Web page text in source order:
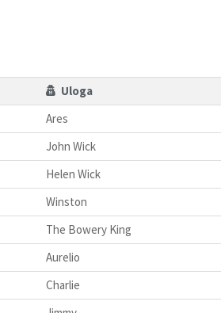
Uloga
Ares
John Wick
Helen Wick
Winston
The Bowery King
Aurelio
Charlie